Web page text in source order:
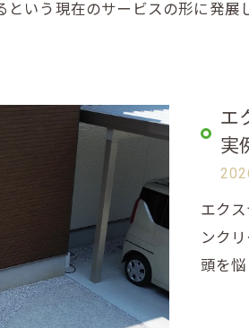
という現在のサービスの形に発
エ
実
エク
ンク
頭を